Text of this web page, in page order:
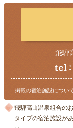
飛騨
掲載の宿泊施設につい
飛騨高山温泉組合の
タイプの宿泊施設が